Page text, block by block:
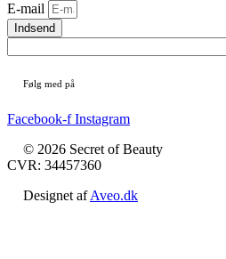
E-mail
Indsend
Følg med på
Facebook-f Instagram
© 2026 Secret of Beauty
CVR: 34457360
Designet afAveo.dk